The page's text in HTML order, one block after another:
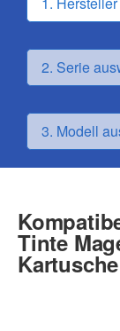
Tinte
Kartusche